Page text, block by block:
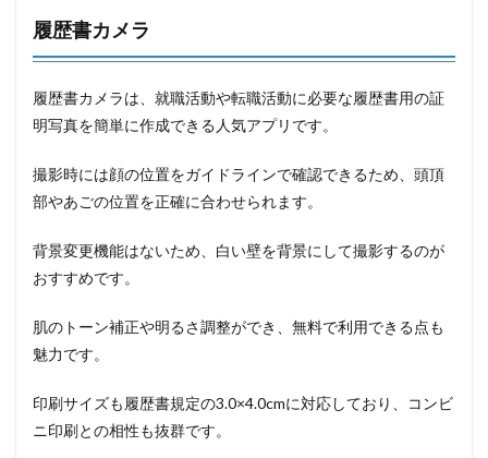
履歴書カメラ
履歴書カメラは、就職活動や転職活動に必要な履歴書用の証
明写真を簡単に作成できる人気アプリです。
撮影時には顔の位置をガイドラインで確認できるため、頭頂
部やあごの位置を正確に合わせられます。
背景変更機能はないため、白い壁を背景にして撮影するのが
おすすめです。
肌のトーン補正や明るさ調整ができ、無料で利用できる点も
魅力です。
印刷サイズも履歴書規定の3.0×4.0cmに対応しており、コンビ
ニ印刷との相性も抜群です。